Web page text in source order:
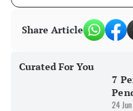
Share Article
Curated For You
7
24